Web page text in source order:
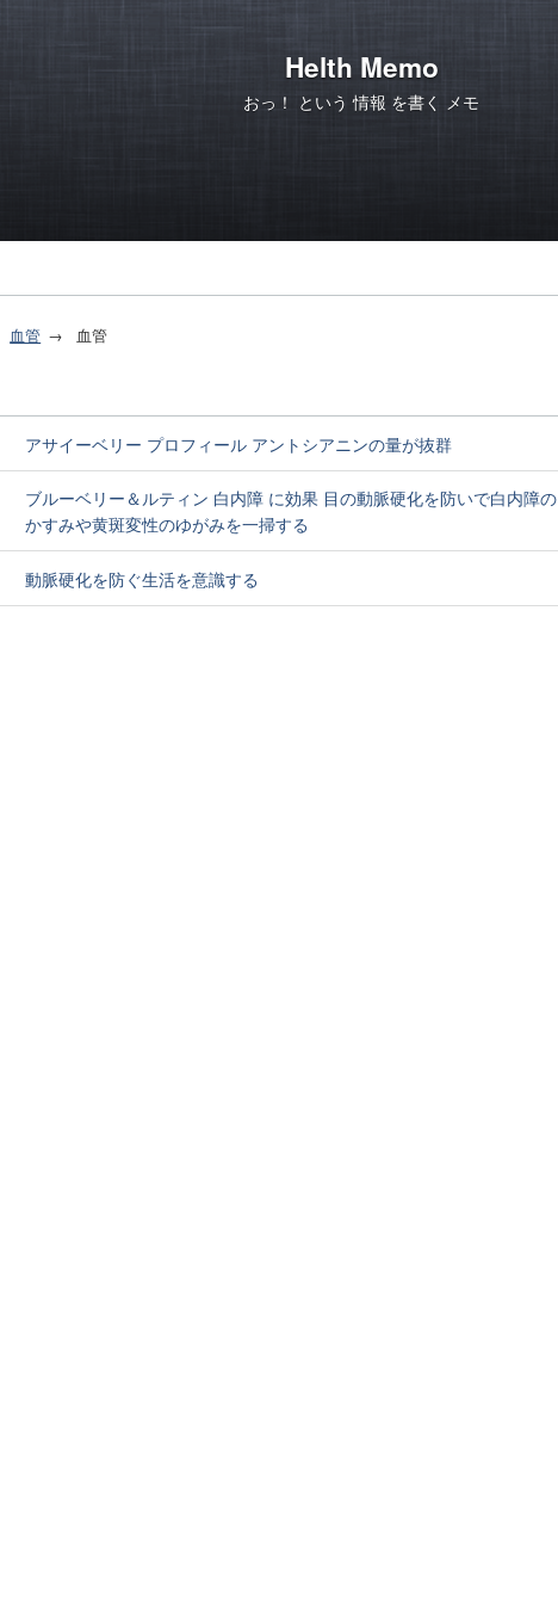
Helth Memo
おっ！ という 情報 を書く メモ
血管 血管
アサイーベリー プロフィール アントシアニンの量が抜群
ブルーベリー＆ルティン 白内障 に効果 目の動脈硬化を防いで白内障の
かすみや黄斑変性のゆがみを一掃する
動脈硬化を防ぐ生活を意識する